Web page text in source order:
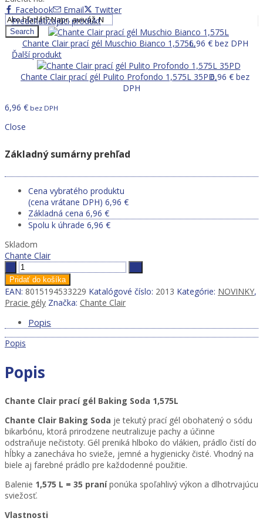
0,00€
Search
Facebook
Email
Twitter
Predchádzajúci produkt
Chante Clair prací gél Muschio Bianco 1,575L6,96 €bez DPH
Ďalší produkt
Chante Clair prací gél Pulito Profondo 1,575L 35PD6,96 € bez
DPH
6,96 € bez DPH
Close
Základný sumárny prehľad
Cena vybratého produktu
(cena vrátane DPH) 6,96 €
Základná cena 6,96 €
Spolu k úhrade 6,96 €
Skladom
Chante Clair
Chante
Clair
prací
gél
Baking
Soda
quantity
Pridať do košíka
EAN: 8015194533229 Katalógové číslo: 2013 Kategórie: NOVINKY,
Pracie gély Značka: Chante Clair
Popis
Popis
Popis
Chante Clair prací gél Baking Soda 1,575L
Chante Clair Baking Soda je tekutý prací gél obohatený o sódu
bikarbónu, ktorá prirodzene neutralizuje pachy a účinne
odstraňuje nečistoty. Gél preniká hlboko do vlákien, prádlo čistí do
hĺbky a zanecháva ho svieže, jemné a hygienicky čisté. Vhodný na
biele aj farebné prádlo pre každodenné použitie.
Balenie 1,575 L = 35 praníponúka spoľahlivý výkon a dlhotrvajúcu
sviežosť.
Vlastnosti